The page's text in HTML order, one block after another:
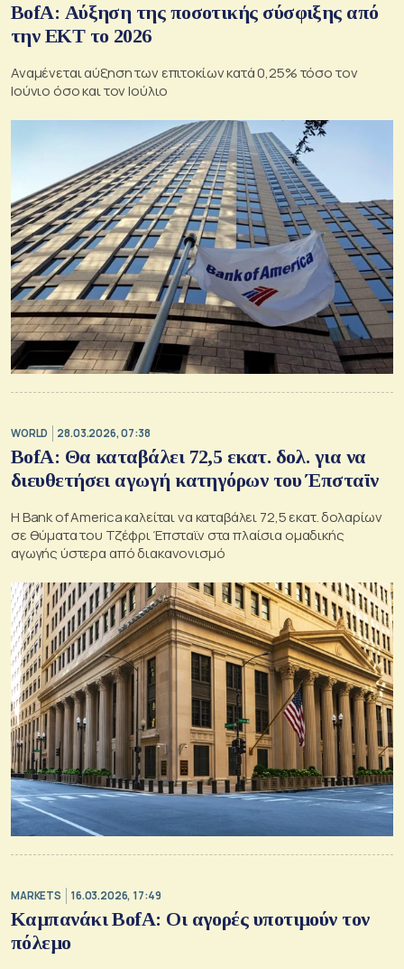
ΒofA: Αύξηση της ποσοτικής σύσφιξης από
την ΕΚΤ το 2026
Αναμένεται αύξηση των επιτοκίων κατά 0,25% τόσο τον
Ιούνιο όσο και τον Ιούλιο
WORLD 28.03.2026, 07:38
BofA: Θα καταβάλει 72,5 εκατ. δολ. για να
διευθετήσει αγωγή κατηγόρων του Έπσταϊν
Η Bank of America καλείται να καταβάλει 72,5 εκατ. δολαρίων
σε θύματα του Τζέφρι Έπσταϊν στα πλαίσια ομαδικής
αγωγής ύστερα από διακανονισμό
MARKETS 16.03.2026, 17:49
Καμπανάκι BofA: Οι αγορές υποτιμούν τον
πόλεμο